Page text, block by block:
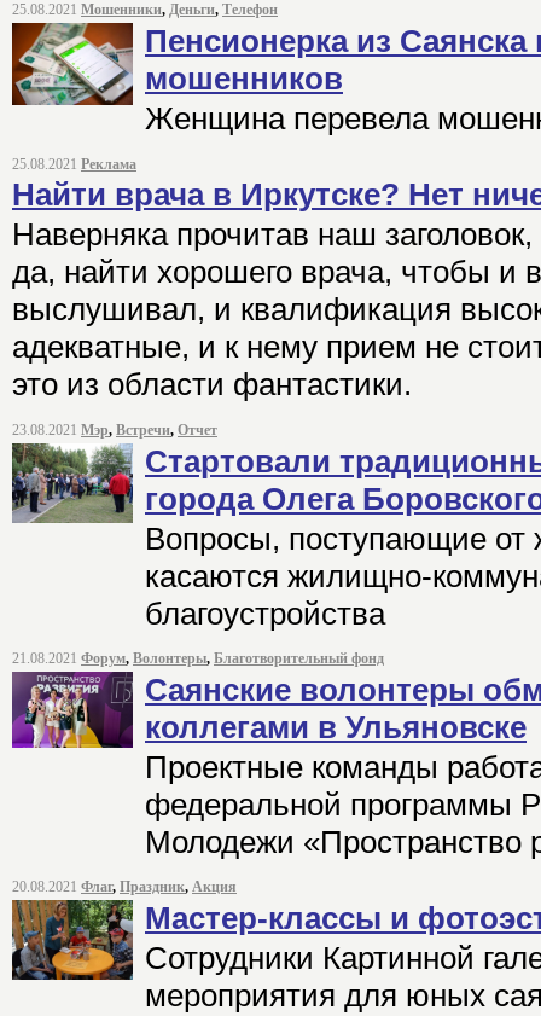
25.08.2021 Мошенники, Деньги, Телефон
Пенсионерка из Саянска
мошенников
Женщина перевела
25.08.2021 Реклама
Найти врача в Иркутске? Нет
Наверняка прочитав наш заголовок,
да, найти хорошего врача, чтобы и
выслушивал, и квалификация
адекватные, и к нему прием не
это из области фантастики.
23.08.2021 Мэр, Встречи, Отчет
Стартовали
города Олега
Вопросы, поступающие от
касаются жилищно-
благоустройства
21.08.2021 Форум, Волонтеры, Благотворительный фонд
Саянские волонтеры
коллегами в Ульяновске
Проектные команды
федеральной программы
Молодежи «Пространство
20.08.2021 Флаг, Праздник, Акция
Мастер-классы и
Сотрудники Картинной
мероприятия для юных